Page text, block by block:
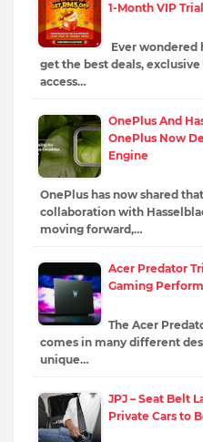
1-Month VIP
Ever wondered
get the best deals,
access…
OnePlus And
OnePlus Now
Engine
OnePlus has now shared
collaboration with
moving forward,…
Acer Predator
Gaming
The Acer
comes in many different
unique…
JPJ – Seat Belt
Private Cars to